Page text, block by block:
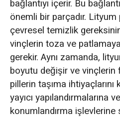
bağlantıyı içerir. Bu
önemli bir parçadır.
çevresel temizlik
vinçlerin toza ve patlamaya
gerekir. Aynı zamanda,
boyutu değişir ve vinçlerin
pillerin taşıma
yayıcı yapılandırmalarına
konumlandırma işlevlerine